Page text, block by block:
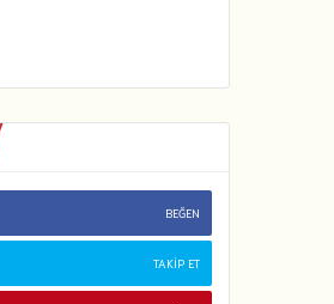
BEĞEN
TAKIP ET